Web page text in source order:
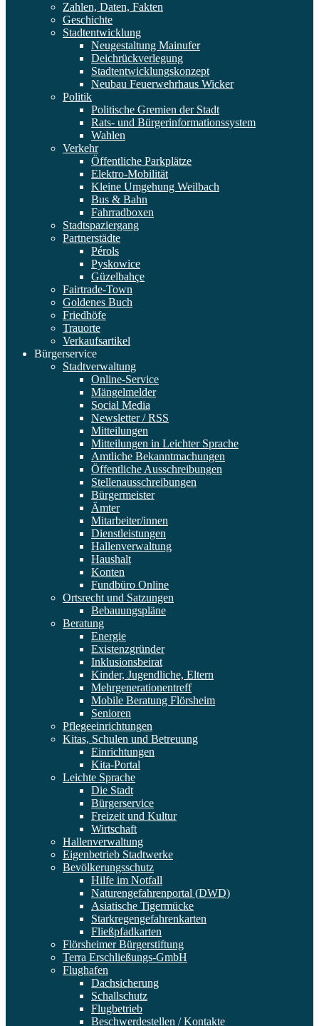
Zahlen, Daten, Fakten
Geschichte
Stadtentwicklung
Neugestaltung Mainufer
Deichrückverlegung
Stadtentwicklungskonzept
Neubau Feuerwehrhaus Wicker
Politik
Politische Gremien der Stadt
Rats- und Bürgerinformationssystem
Wahlen
Verkehr
Öffentliche Parkplätze
Elektro-Mobilität
Kleine Umgehung Weilbach
Bus & Bahn
Fahrradboxen
Stadtspaziergang
Partnerstädte
Pérols
Pyskowice
Güzelbahçe
Fairtrade-Town
Goldenes Buch
Friedhöfe
Trauorte
Verkaufsartikel
Bürgerservice
Stadtverwaltung
Online-Service
Mängelmelder
Social Media
Newsletter / RSS
Mitteilungen
Mitteilungen in Leichter Sprache
Amtliche Bekanntmachungen
Öffentliche Ausschreibungen
Stellenausschreibungen
Bürgermeister
Ämter
Mitarbeiter/innen
Dienstleistungen
Hallenverwaltung
Haushalt
Konten
Fundbüro Online
Ortsrecht und Satzungen
Bebauungspläne
Beratung
Energie
Existenzgründer
Inklusionsbeirat
Kinder, Jugendliche, Eltern
Mehrgenerationentreff
Mobile Beratung Flörsheim
Senioren
Pflegeeinrichtungen
Kitas, Schulen und Betreuung
Einrichtungen
Kita-Portal
Leichte Sprache
Die Stadt
Bürgerservice
Freizeit und Kultur
Wirtschaft
Hallenverwaltung
Eigenbetrieb Stadtwerke
Bevölkerungsschutz
Hilfe im Notfall
Naturengefahrenportal (DWD)
Asiatische Tigermücke
Starkregengefahrenkarten
Fließpfadkarten
Flörsheimer Bürgerstiftung
Terra Erschließungs-GmbH
Flughafen
Dachsicherung
Schallschutz
Flugbetrieb
Beschwerdestellen / Kontakte